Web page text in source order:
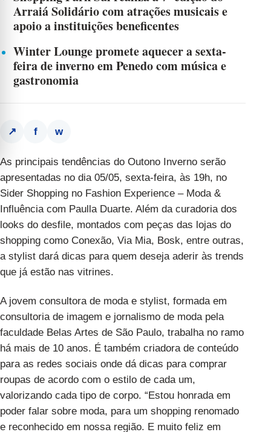
Arraiá Solidário com atrações musicais e
apoio a instituições beneficentes
Winter Lounge promete aquecer a sexta-
feira de inverno em Penedo com música e
gastronomia
↗ f w
As principais tendências do Outono Inverno serão
apresentadas no dia 05/05, sexta-feira, às 19h, no
Sider Shopping no Fashion Experience – Moda &
Influência com Paulla Duarte. Além da curadoria dos
looks do desfile, montados com peças das lojas do
shopping como Conexão, Via Mia, Bosk, entre outras,
a stylist dará dicas para quem deseja aderir às trends
que já estão nas vitrines.
A jovem consultora de moda e stylist, formada em
consultoria de imagem e jornalismo de moda pela
faculdade Belas Artes de São Paulo, trabalha no ramo
há mais de 10 anos. É também criadora de conteúdo
para as redes sociais onde dá dicas para comprar
roupas de acordo com o estilo de cada um,
valorizando cada tipo de corpo. “Estou honrada em
poder falar sobre moda, para um shopping renomado
e reconhecido em nossa região. E muito feliz em